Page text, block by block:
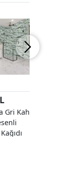
Kahve